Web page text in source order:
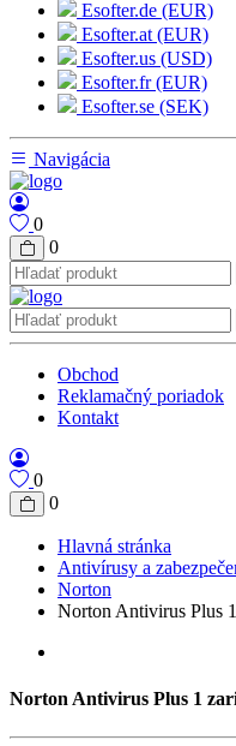
Esofter.de (EUR)
Esofter.at (EUR)
Esofter.us (USD)
Esofter.fr (EUR)
Esofter.se (SEK)
Navigácia
0
0
Obchod
Reklamačný poriadok
Kontakt
0
0
Hlavná stránka
Antivírusy a
Norton
Norton Antivirus Plus
Norton Antivirus Plus 1